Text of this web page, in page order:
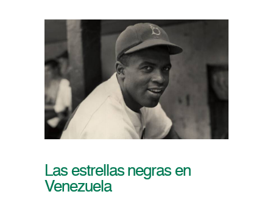
Las estrellas negras en
Venezuela